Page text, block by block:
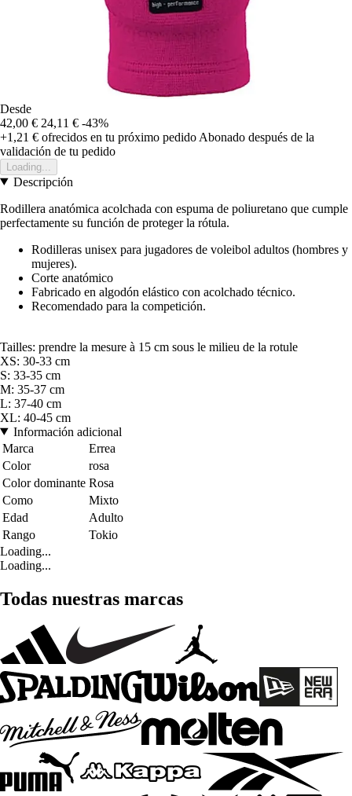
Desde
42,00 € 24,11 € -43%
+1,21 € ofrecidos en tu próximo pedido Abonado después de la
validación de tu pedido
Loading...
Descripción
Rodillera anatómica acolchada con espuma de poliuretano que cumple
perfectamente su función de proteger la rótula.
Rodilleras unisex para jugadores de voleibol adultos (hombres y
mujeres).
Corte anatómico
Fabricado en algodón elástico con acolchado técnico.
Recomendado para la competición.
Tailles: prendre la mesure à 15 cm sous le milieu de la rotule
XS: 30-33 cm
S: 33-35 cm
M: 35-37 cm
L: 37-40 cm
XL: 40-45 cm
Información adicional
Marca
Errea
Color
rosa
Color dominante Rosa
Como
Mixto
Edad
Adulto
Rango
Tokio
Loading...
Loading...
Todas nuestras marcas